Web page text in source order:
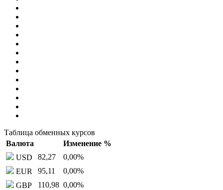
Таблица обменных курсов
Валюта
Изменение %
USD
82,27 0,00%
EUR
95,11 0,00%
GBP
110,98 0,00%